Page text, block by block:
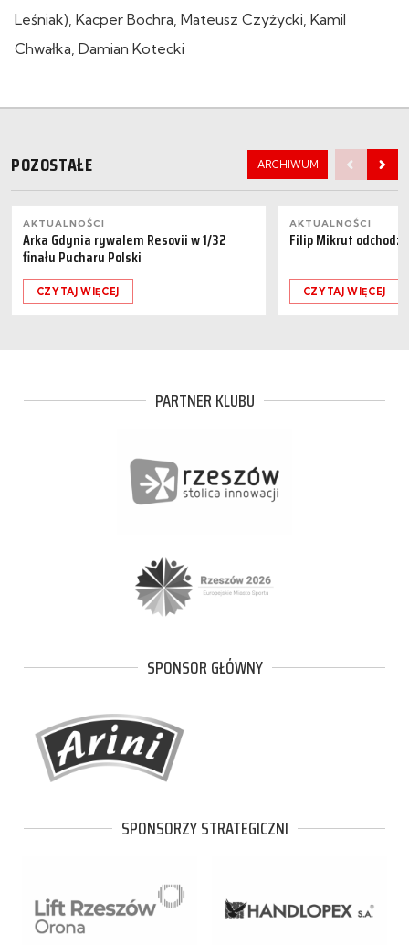
Leśniak), Kacper Bochra, Mateusz Czyżycki, Kamil
Chwałka, Damian Kotecki
POZOSTAŁE ARCHIWUM
AKTUALNOŚCI
Arka Gdynia rywalem Resovii w 1/32
finału Pucharu Polski
CZYTAJ WIĘCEJ
AKTUALNOŚCI
Filip Mikrut
CZYTAJ WIĘCEJ
PARTNER KLUBU
SPONSOR GŁÓWNY
SPONSORZY STRATEGICZNI